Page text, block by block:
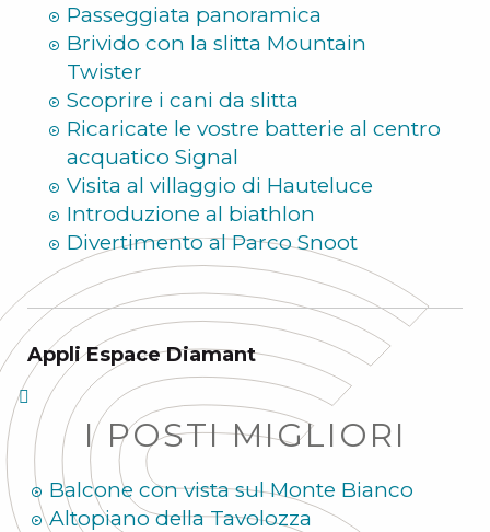
Passeggiata panoramica
Brivido con la slitta Mountain
Twister
Scoprire i cani da slitta
Ricaricate le vostre batterie al centro
acquatico Signal
Visita al villaggio di Hauteluce
Introduzione al biathlon
Divertimento al Parco Snoot
Appli Espace Diamant
I POSTI MIGLIORI
Balcone con vista sul Monte Bianco
Altopiano della Tavolozza